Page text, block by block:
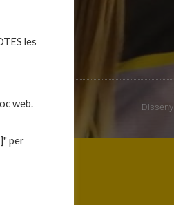
Disseny
les
web.
per